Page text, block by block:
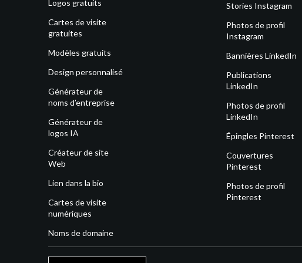
Logos gratuits
Cartes de visite
gratuites
Modèles gratuits
Design personnalisé
Générateur de
noms d’entreprise
Générateur de
logos IA
Créateur de site
Web
Lien dans la bio
Cartes de visite
numériques
Noms de domaine
Stories Instagram
Photos de profil
Instagram
Bannières LinkedIn
Publications
LinkedIn
Photos de profil
LinkedIn
Épingles Pinterest
Couvertures
Pinterest
Photos de profil
Pinterest